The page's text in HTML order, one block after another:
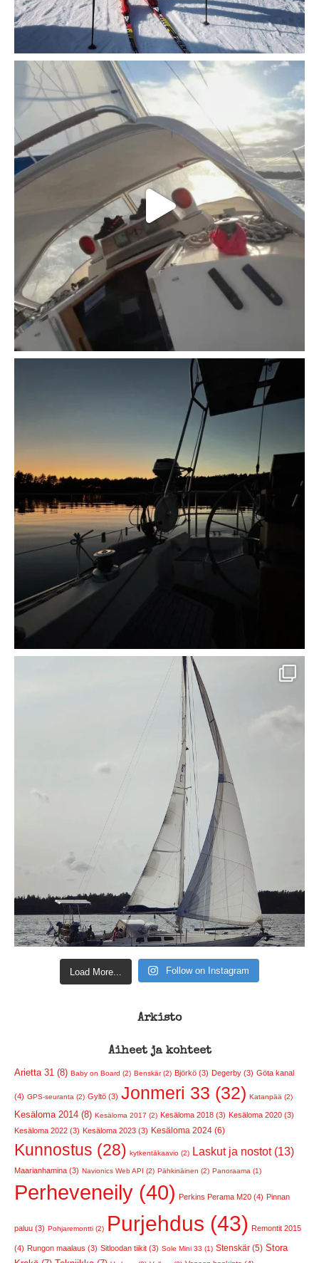
Load More... Follow on Instagram
Arkisto
Aiheet ja kohteet
Arietta 31 (8) Baby on Board (2) Benskär (2) Björkö (3) Degerby (3) Göta kanal
(4) GPS-seuranta (2) Gyltö (3) Jonmeri 33 (32) Katanpää (2)
Kesäloma 2014 (8) Kesäloma 2017 (2) Kesäloma 2018 (3) Kesäloma 2020 (3)
Kesäloma 2022 (3) Kesäloma 2023 (3) Kesäloma 2024 (6)
Kunnostus (28) kytkentäkaavio (2) Laskut ja nostot (13)
Maarianhamina (3) Navionics Web API (2) Pähkinäinen (2) Panoraama (1)
Perheveneily (40) Perkins Perama M20 (4) Pinnan
paluu (3) Pohjaremontti (2) Purjehdus (43) Remontit 2015
(4) Rungon maalaus (3) Sitloodan tiikit (3) Sole Mini 33 (1) Stenskär (5) Stora